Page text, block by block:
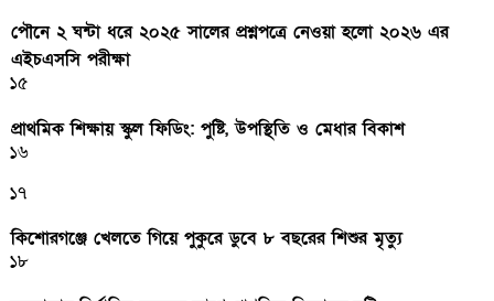
পৌনে ২ ঘন্টা ধরে ২০২৫ সালের প্রশ্নপত্রে নেওয়া হলো ২০২৬ এর
এইচএসসি পরীক্ষা
১৫
প্রাথমিক শিক্ষায় স্কুল ফিডিং: পুষ্টি, উপস্থিতি ও মেধার বিকাশ
১৬
১৭
কিশোরগঞ্জে খেলতে গিয়ে পুকুরে ডুবে ৮ বছরের শিশুর মৃত্যু
১৮